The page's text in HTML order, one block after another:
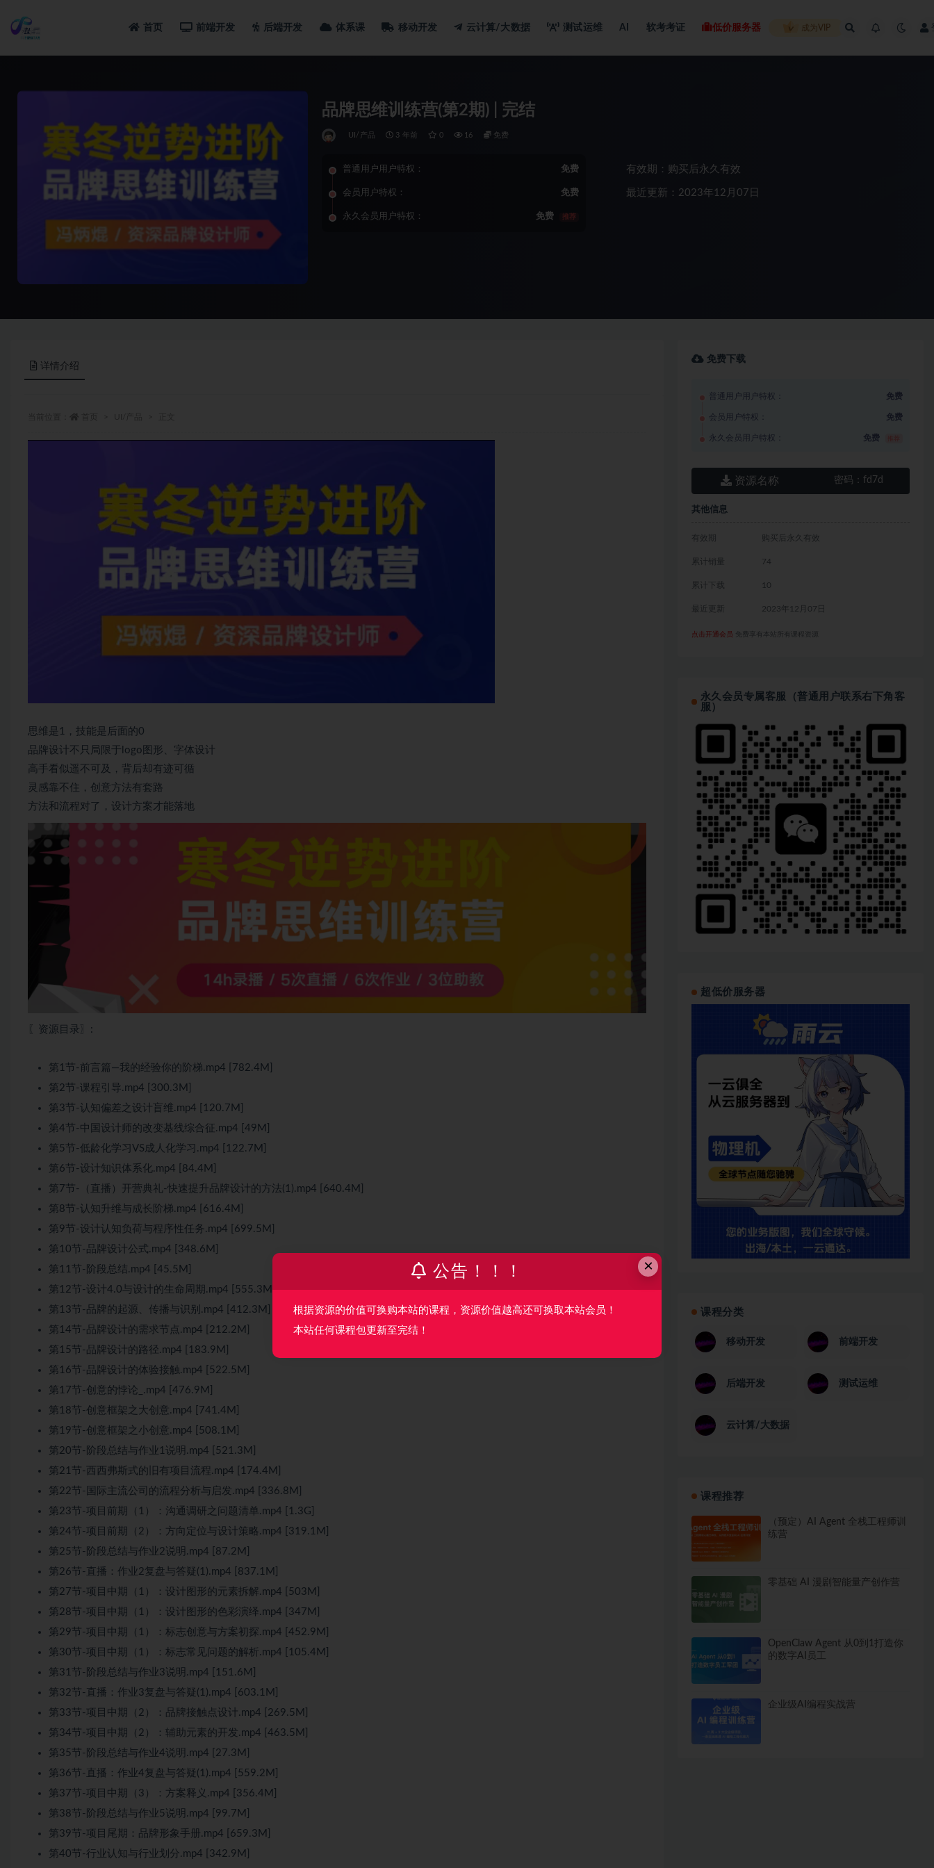
首页 前端开发 后端开发 体系课 移动开发 云计算/大数据 测试运维 AI 软考考证 低价服务器 成为VIP
品牌思维训练营(第2期) | 完结
UI/产品 3 年前 0 16 免费
普通用户用户特权： 免费
会员用户特权： 免费
永久会员用户特权： 免费 推荐
有效期：购买后永久有效
最近更新：2023年12月07日
详情介绍
思维是1，技能是后面的0
品牌设计不只局限于logo图形、字体设计
高手看似遥不可及，背后却有迹可循
灵感靠不住，创意方法有套路
方法和流程对了，设计方案才能落地
〖资源目录〗:
第1节-前言篇—我的经验你的阶梯.mp4 [782.4M]
第2节-课程引导.mp4 [300.3M]
第3节-认知偏差之设计盲维.mp4 [120.7M]
第4节-中国设计师的改变基线综合征.mp4 [49M]
第5节-低龄化学习VS成人化学习.mp4 [122.7M]
第6节-设计知识体系化.mp4 [84.4M]
第7节-（直播）开营典礼-快速提升品牌设计的方法(1).mp4 [640.4M]
第8节-认知升维与成长阶梯.mp4 [616.4M]
第9节-设计认知负荷与程序性任务.mp4 [699.5M]
第10节-品牌设计公式.mp4 [348.6M]
第11节-阶段总结.mp4 [45.5M]
第12节-设计4.0与设计的生命周期.mp4 [555.3M]
第13节-品牌的起源、传播与识别.mp4 [412.3M]
第14节-品牌设计的需求节点.mp4 [212.2M]
第15节-品牌设计的路径.mp4 [183.9M]
第16节-品牌设计的体验接触.mp4 [522.5M]
第17节-创意的悖论_.mp4 [476.9M]
第18节-创意框架之大创意.mp4 [741.4M]
第19节-创意框架之小创意.mp4 [508.1M]
第20节-阶段总结与作业1说明.mp4 [521.3M]
第21节-西西弗斯式的旧有项目流程.mp4 [174.4M]
第22节-国际主流公司的流程分析与启发.mp4 [336.8M]
第23节-项目前期（1）：沟通调研之问题清单.mp4 [1.3G]
第24节-项目前期（2）：方向定位与设计策略.mp4 [319.1M]
第25节-阶段总结与作业2说明.mp4 [87.2M]
第26节-直播：作业2复盘与答疑(1).mp4 [837.1M]
第27节-项目中期（1）：设计图形的元素拆解.mp4 [503M]
第28节-项目中期（1）：设计图形的色彩演绎.mp4 [347M]
第29节-项目中期（1）：标志创意与方案初探.mp4 [452.9M]
第30节-项目中期（1）：标志常见问题的解析.mp4 [105.4M]
第31节-阶段总结与作业3说明.mp4 [151.6M]
第32节-直播：作业3复盘与答疑(1).mp4 [603.1M]
第33节-项目中期（2）：品牌接触点设计.mp4 [269.5M]
第34节-项目中期（2）：辅助元素的开发.mp4 [463.5M]
第35节-阶段总结与作业4说明.mp4 [27.3M]
第36节-直播：作业4复盘与答疑(1).mp4 [559.2M]
第37节-项目中期（3）：方案释义.mp4 [356.4M]
第38节-阶段总结与作业5说明.mp4 [99.7M]
第39节-项目尾期：品牌形象手册.mp4 [659.3M]
第40节-行业认知与行业划分.mp4 [342.9M]
免费下载
普通用户用户特权： 免费
会员用户特权： 免费
永久会员用户特权： 免费
资源名称 密码：fd7d
其他信息
有效期 购买后永久有效
累计销量 74
累计下载 10
最近更新 2023年12月07日
点击开通会员 免费享有本站所有课程资源
永久会员专属客服（普通用户联系右下角客
服）
超低价服务器
课程分类
移动开发 前端开发
后端开发 测试运维
云计算/大数据
课程推荐
（预定）AI Agent 全栈工程师训
练营
零基础 AI 漫剧智能量产创作营
OpenClaw Agent 从0到1打造你
的数字AI员工
企业级AI编程实战营
×
公告！！！
根据资源的价值可换购本站的课程，资源价值越高还可换取本站会员！
本站任何课程包更新至完结！